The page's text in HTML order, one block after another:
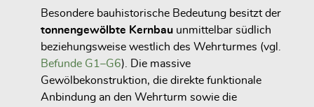
Besondere bauhistorische Bedeutung besitzt der
tonnengewölbte Kernbau unmittelbar südlich
beziehungsweise westlich des Wehrturmes (vgl.
Befunde G1–G6). Die massive
Gewölbekonstruktion, die direkte funktionale
Anbindung an den Wehrturm sowie die